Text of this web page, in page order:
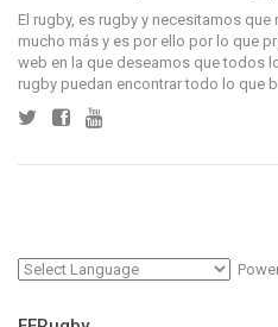
El rugby, es rugby y necesitamos
mucho más y es por ello por lo que
web en la que deseamos que todos
rugby puedan encontrar todo lo que